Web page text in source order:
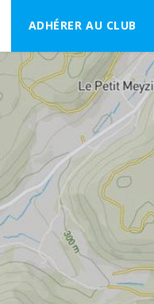
ADHÉRER AU CLUB